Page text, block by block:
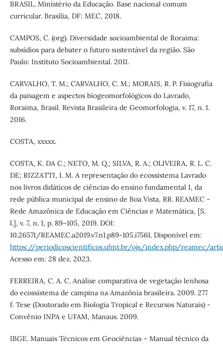
BRASIL. Ministério da Educação. Base nacional comum
curricular. Brasília, DF: MEC, 2018.
CAMPOS, C. (org). Diversidade socioambiental de Roraima:
subsídios para debater o futuro sustentável da região. São
Paulo: Instituto Socioambiental. 2011.
CARVALHO, T. M.; CARVALHO, C. M.; MORAIS, R. P. Fisiografia
da paisagem e aspectos biogeomorfológicos do Lavrado,
Roraima, Brasil. Revista Brasileira de Geomorfologia, v. 17, n. 1.
2016.
COSTA, xxxxx.
COSTA, K. DA C.; NETO, M. Q.; SILVA, R. A.; OLIVEIRA, R. L. C.
DE; RIZZATTI, I. M. A representação do ecossistema Lavrado
nos livros didáticos de ciências do ensino fundamental I, da
rede pública municipal de ensino de Boa Vista, RR. REAMEC -
Rede Amazônica de Educação em Ciências e Matemática, [S.
l.], v. 7, n. 1, p. 89–105, 2019. DOI:
10.26571/REAMEC.a2019.v7.n1.p89-105.i7561. Disponível em:
https://periodicoscientificos.ufmt.br/ojs/index.php/reamec/
Acesso em: 28 dez. 2023.
FERREIRA, C. A. C. Análise comparativa de vegetação lenhosa
do ecossistema de campina na Amazônia brasileira. 2009. 277
f. Tese (Doutorado em Biologia Tropical e Recursos Naturais) -
Convênio INPA e UFAM, Manaus. 2009.
IBGE. Manuais Técnicos em Geociências – Manual técnico da